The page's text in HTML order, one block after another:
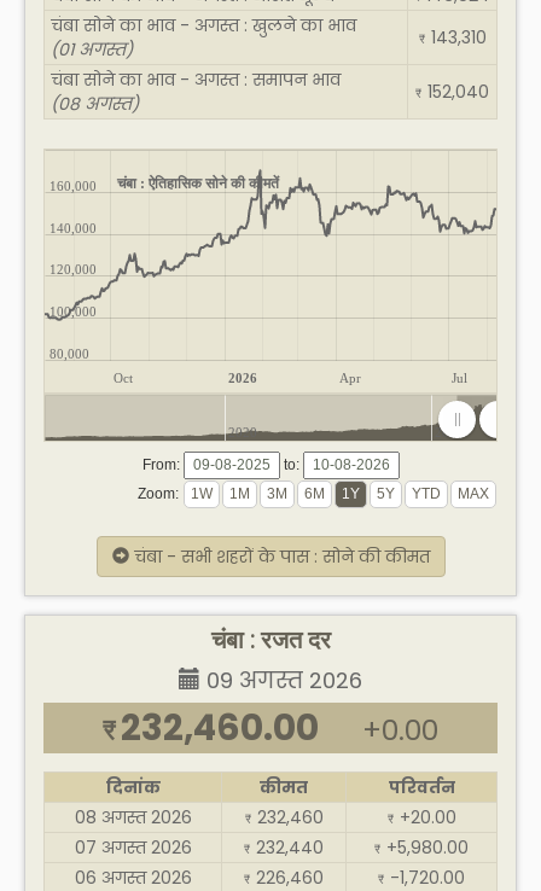
चंबा सोने का भाव - अगस्त : खुलने का भाव
(01 अगस्त)
₹ 143,310
चंबा सोने का भाव - अगस्त : समापन भाव
(08 अगस्त)
₹ 152,040
चंबा : ऐतिहासिक सोने की कीमतें
Oct 2026 Apr Jul
80,000
100,000
120,000
140,000
160,000
2020 2025
From:
to:
Zoom:
चंबा - सभी शहरों के पास : सोने की कीमत
चंबा : रजत दर
09 अगस्त 2026
₹ 232,460.00 +0.00
दिनांक कीमत
परिवर्तन
08 अगस्त 2026
₹ 232,460 ₹ +20.00
07 अगस्त 2026
₹ 232,440 ₹ +5,980.00
06 अगस्त 2026
₹ 226,460 ₹ -1,720.00